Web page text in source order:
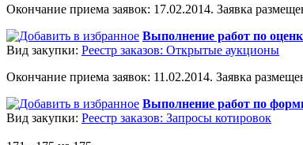
Окончание приема заявок: 17.02.2014. Заявка
Выполнение работ по
Вид закупки: Реестр заказов: Открытые аукционы
Окончание приема заявок: 11.02.2014. Заявка
Выполнение работ по
Вид закупки: Реестр заказов: Запросы котировок